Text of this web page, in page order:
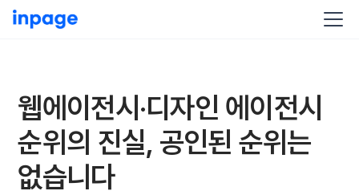
웹에이전시·디자인 에이전시
순위의 진실, 공인된 순위는
없습니다